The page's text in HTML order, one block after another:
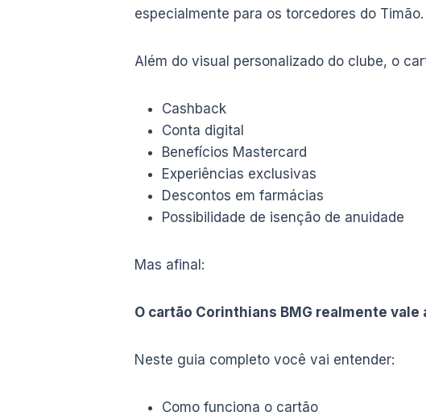
especialmente para os torcedores do Timão.
Além do visual personalizado do clube, o
Cashback
Conta digital
Benefícios Mastercard
Experiências exclusivas
Descontos em farmácias
Possibilidade de isenção de anuidade
Mas afinal:
O cartão Corinthians BMG realmente vale
Neste guia completo você vai entender:
Como funciona o cartão